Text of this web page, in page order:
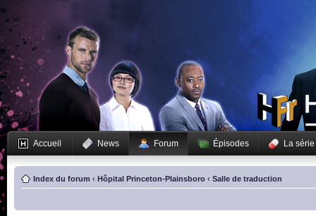
Accueil News Forum Épisodes La série
Index du forum ‹ Hôpital Princeton-Plainsboro ‹ Salle de traduction